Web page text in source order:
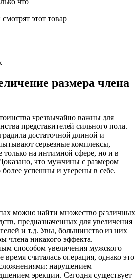
что
смотрят этот товар
размера члена
чрезвычайно важны для
представителей сильного пола.
достаточной длиной и
серьезные комплексы,
только на интимной сфере, но и в
что мужчины с размером
более успешны и уверены в себе.
можно найти множество различных
предназначенных для увеличения
и т.д. Увы, большинство из них
члена никакого эффекта.
способом увеличения мужского
время считалась операция, однако это
нарушением
эрекции. Сегодня существует